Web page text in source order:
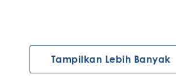
Tampilkan Lebih Banyak